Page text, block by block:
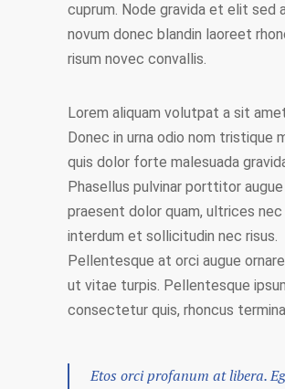
cuprum. Node gravida et elit sed
novum donec blandin laoreet
risum novec convallis.
Lorem aliquam volutpat a sit
Donec in urna odio nom tristique
quis dolor forte malesuada
Phasellus pulvinar porttitor augue
praesent dolor quam, ultrices nec
interdum et sollicitudin nec risus.
Pellentesque at orci augue
ut vitae turpis. Pellentesque
consectetur quis, rhoncus
Etos orci profanum at libera.